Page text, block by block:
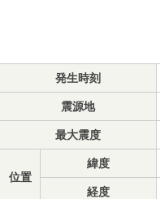
発生時刻
震源地
最大震度
位置
緯度
経度